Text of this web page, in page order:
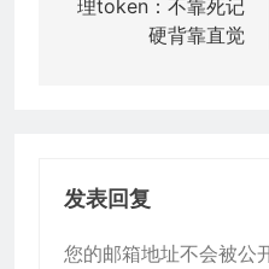
航
理token：不靠死记
硬背靠直觉
发表回复
您的邮箱地址不会被公